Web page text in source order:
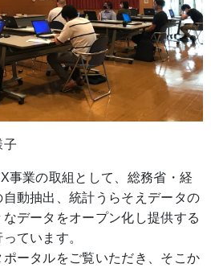
子
事業の取組として、総務省・経
動抽出、統計うらそえデータの
データをオープン化し提供する
ています。
ータルをご覧いただき、そこか